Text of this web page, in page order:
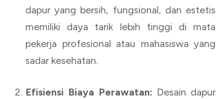
dapur yang bersih, fungsional, dan estetis
memiliki daya tarik lebih tinggi di mata
pekerja profesional atau mahasiswa yang
sadar kesehatan.
Efisiensi Biaya Perawatan: Desain dapur